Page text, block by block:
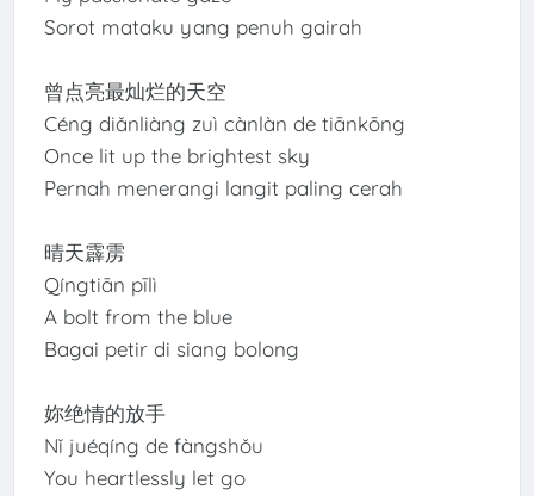
Sorot mataku yang penuh gairah
曾点亮最灿烂的天空
Céng diǎnliàng zuì cànlàn de tiānkōng
Once lit up the brightest sky
Pernah menerangi langit paling cerah
晴天霹雳
Qíngtiān pīlì
A bolt from the blue
Bagai petir di siang bolong
妳绝情的放手
Nǐ juéqíng de fàngshǒu
You heartlessly let go